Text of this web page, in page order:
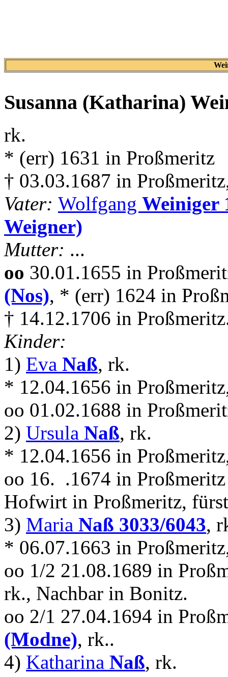
Susanna (Katharina)
rk.
* (err) 1631 in Proßmeritz
† 03.03.1687 in
Vater: Wolfgang Weiniger
Weigner)
Mutter: ...
oo 30.01.1655 in
(Nos), * (err) 1624 in
† 14.12.1706 in
Kinder:
1) Eva Naß, rk.
* 12.04.1656 in
oo 01.02.1688 in
2) Ursula Naß, rk.
* 12.04.1656 in
oo 16. .1674 in
Hofwirt in Proßmeritz,
3) Maria Naß 3033/6043,
* 06.07.1663 in
oo 1/2 21.08.1689 in
rk., Nachbar in Bonitz.
oo 2/1 27.04.1694 in
(Modne), rk..
4) Katharina Naß, rk.